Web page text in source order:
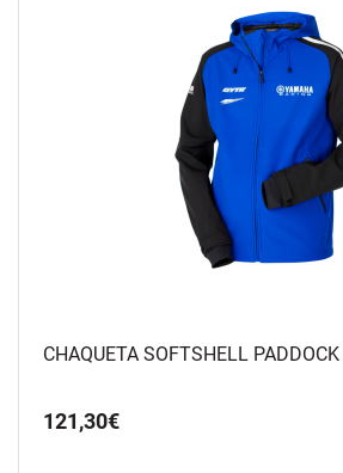
CHAQUETA SOFTSHELL
121,30€